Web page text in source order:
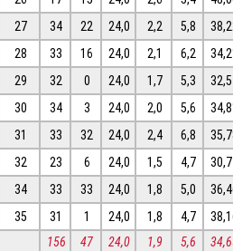
27 34 22 24,0 2,2 5,8
28 33 16 24,0 2,1 6,2
29 32 0 24,0 1,7 5,3
30 34 3 24,0 2,0 5,6
31 33 32 24,0 2,4 6,8
32 23 6 24,0 1,5 4,7
34 33 33 24,0 1,8 5,0
35 31 1 24,0 1,8 4,7
156 47 24,0 1,9 5,6